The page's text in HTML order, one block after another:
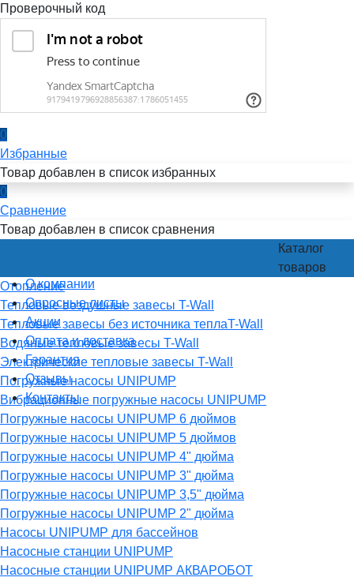
Проверочный код
0
Избранные
Товар добавлен в список избранных
0
Сравнение
Товар добавлен в список сравнения
О компании
Опросные листы
Акции
Оплата и доставка
Гарантия
Отзывы
Контакты
Каталог
товаров
Отопление
Тепловые воздушные завесы T-Wall
Тепловые завесы без источника теплаT-Wall
Водяные тепловые завесы T-Wall
Электрические тепловые завесы T-Wall
Погружные насосы UNIPUMP
Вибрационные погружные насосы UNIPUMP
Погружные насосы UNIPUMP 6 дюймов
Погружные насосы UNIPUMP 5 дюймов
Погружные насосы UNIPUMP 4" дюйма
Погружные насосы UNIPUMP 3" дюйма
Погружные насосы UNIPUMP 3,5" дюйма
Погружные насосы UNIPUMP 2" дюйма
Насосы UNIPUMP для бассейнов
Насосные станции UNIPUMP
Насосные станции UNIPUMP АКВАРОБОТ